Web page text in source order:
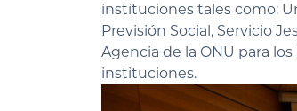
instituciones tales como:
Previsión Social, Servicio
Agencia de la ONU para
instituciones.